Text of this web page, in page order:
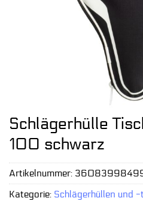
Schlägerhülle
100 schwarz
Artikelnummer:
Kategorie: Schlägerhüllen und -